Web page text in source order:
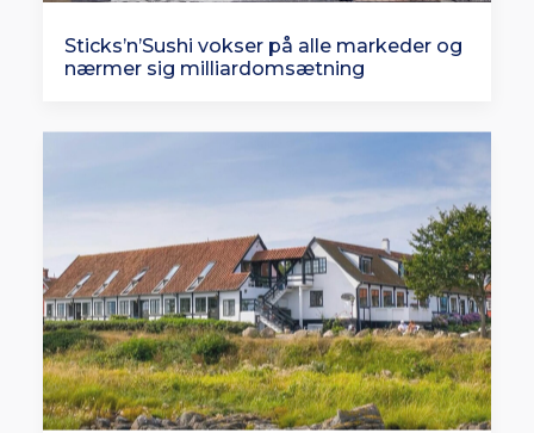
Sticks’n’Sushi vokser på alle markeder og
nærmer sig milliardomsætning